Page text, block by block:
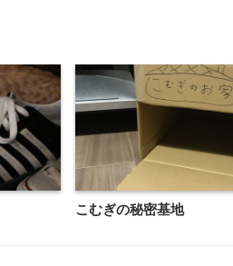
こむぎの秘密基地